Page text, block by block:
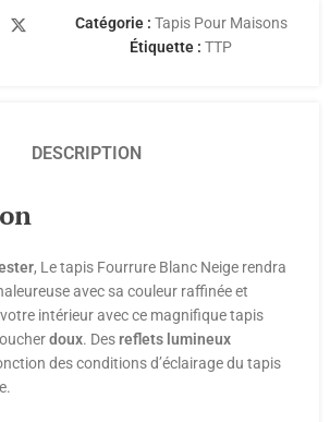
Catégorie : Tapis Pour Maisons
Étiquette : TTP
DESCRIPTION
, Le tapis Fourrure Blanc Neige rendra
avec sa couleur raffinée et
intérieur avec ce magnifique tapis
doux. Desreflets lumineux
des conditions d’éclairage du tapis